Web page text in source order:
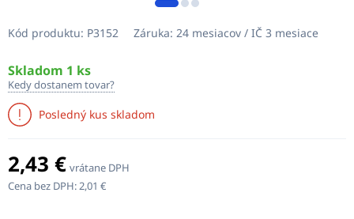
Kód produktu: P3152 Záruka: 24 mesiacov / IČ 3 mesiace
Skladom 1 ks
Kedy dostanem tovar?
Posledný kus skladom
2,43 € vrátane DPH
Cena bez DPH:2,01 €